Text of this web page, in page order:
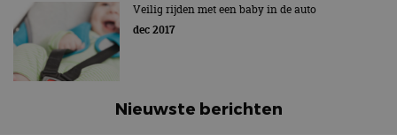
Veilig rijden met een baby in de auto
dec 2017
Nieuwste berichten